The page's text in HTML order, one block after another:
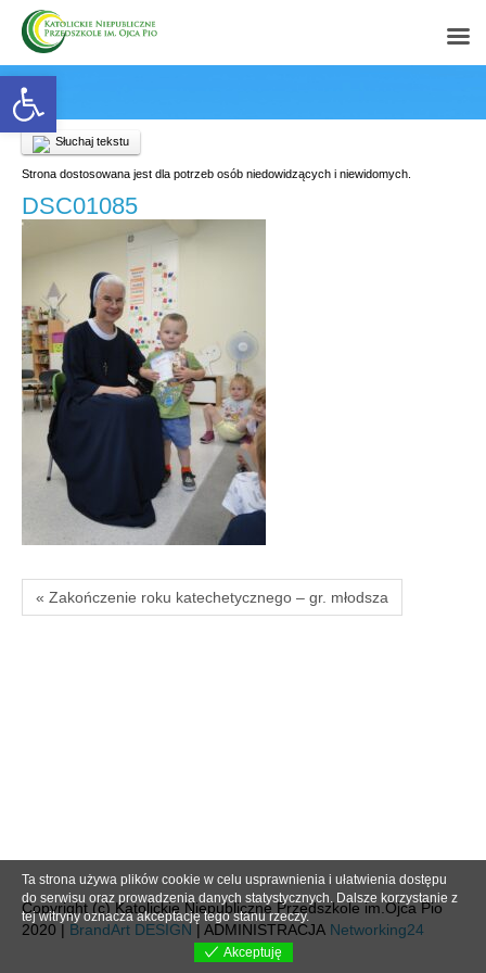
Open toolbar
Słuchaj tekstu
Strona dostosowana jest dla potrzeb osób niedowidzących i niewidomych.
DSC01085
« Zakończenie roku katechetycznego – gr. młodsza
Copyright (c) Katolickie Niepubliczne Przedszkole im.Ojca Pio
2020 | BrandArt DESIGN | ADMINISTRACJA Networking24
Ta strona używa plików cookie w celu usprawnienia i ułatwienia dostępu
do serwisu oraz prowadzenia danych statystycznych. Dalsze korzystanie z
tej witryny oznacza akceptację tego stanu rzeczy.
Akceptuję